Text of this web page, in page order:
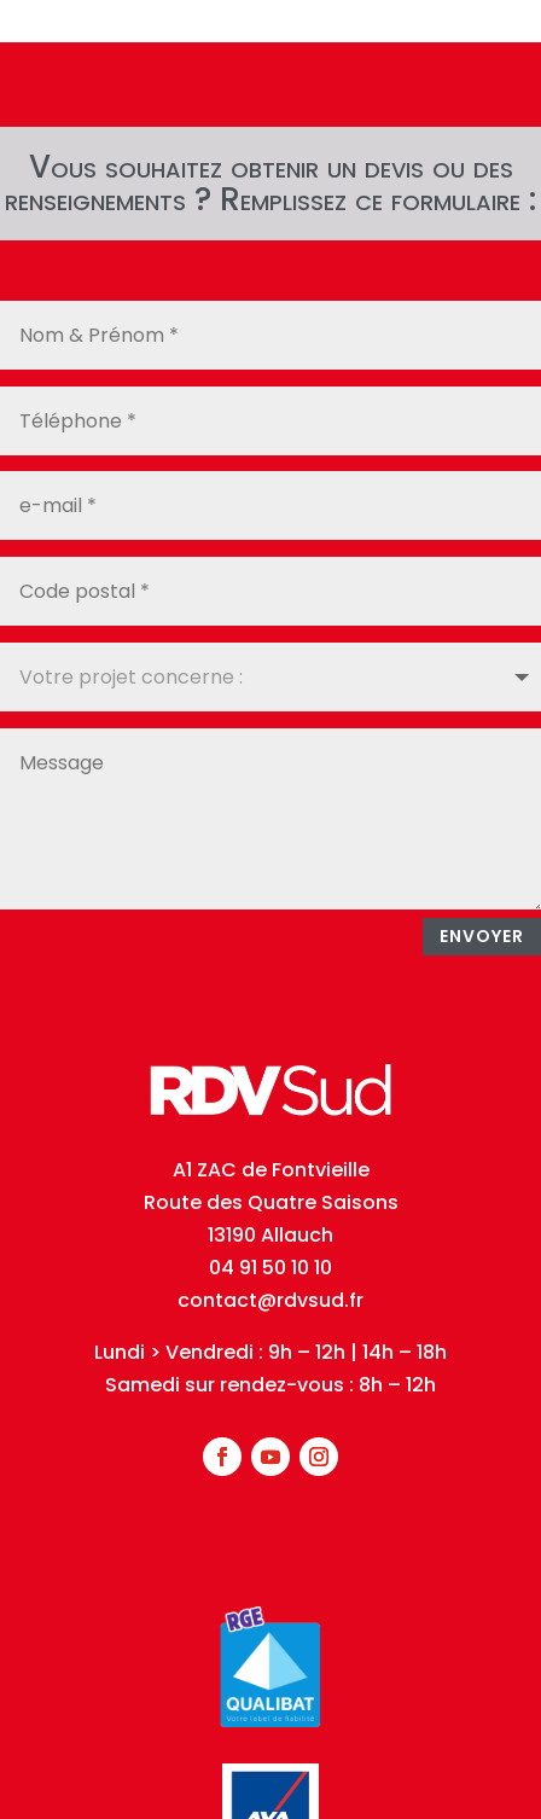
Vous souhaitez obtenir un devis ou des
renseignements ? Remplissez ce formulaire :
ENVOYER
A1 ZAC de Fontvieille
Route des Quatre Saisons
13190 Allauch
04 91 50 10 10
contact@rdvsud.fr
Lundi > Vendredi : 9h – 12h | 14h – 18h
Samedi sur rendez-vous : 8h – 12h